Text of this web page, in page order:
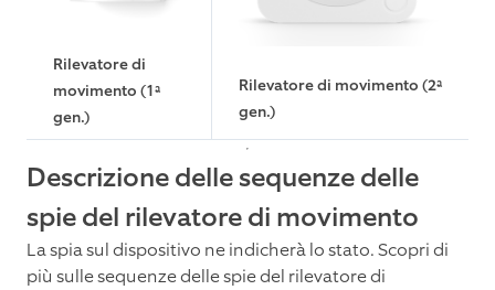
Rilevatore di
movimento (1ª
gen.)
Rilevatore di movimento (2ª
gen.)
Descrizione delle sequenze delle
spie del rilevatore di movimento
La spia sul dispositivo ne indicherà lo stato. Scopri di
più sulle sequenze delle spie del rilevatore di